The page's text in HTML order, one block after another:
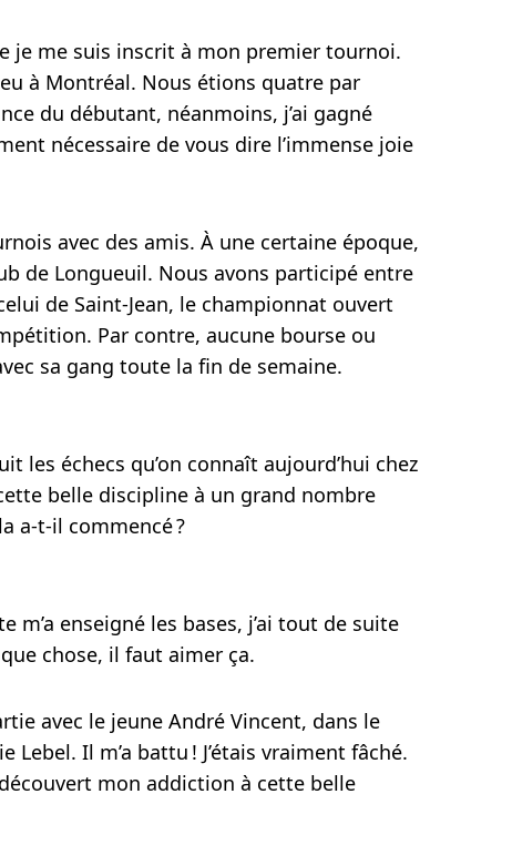
je me suis inscrit à mon premier tournoi.
à Montréal. Nous étions quatre par
du débutant, néanmoins, j’ai gagné
nécessaire de vous dire l’immense joie
avec des amis. À une certaine époque,
de Longueuil. Nous avons participé entre
de Saint-Jean, le championnat ouvert
Par contre, aucune bourse ou
sa gang toute la fin de semaine.
les échecs qu’on connaît aujourd’hui chez
belle discipline à un grand nombre
a-t-il commencé ?
enseigné les bases, j’ai tout de suite
chose, il faut aimer ça.
avec le jeune André Vincent, dans le
Il m’a battu ! J’étais vraiment fâché.
mon addiction à cette belle